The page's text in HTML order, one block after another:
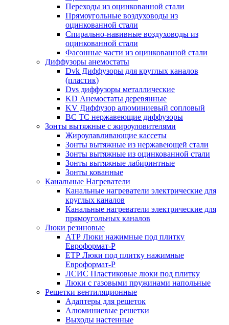
Переходы из оцинкованной стали
Прямоугольные воздуховоды из
оцинкованной стали
Спирально-навивные воздуховоды из
оцинкованной стали
Фасонные части из оцинкованной стали
Диффузоры анемостаты
Dvk Диффузоры для круглых каналов
(пластик)
Dvs диффузоры металлические
KD Анемостаты деревянные
KV Диффузор алюминиевый сопловый
ВС ТС нержавеющие диффузоры
Зонты вытяжные с жироуловителями
Жироулавливающие кассеты
Зонты вытяжные из нержавеющей стали
Зонты вытяжные из оцинкованной стали
Зонты вытяжные лабиринтные
Зонты кованные
Канальные Нагреватели
Канальные нагреватели электрические для
круглых каналов
Канальные нагреватели электрические для
прямоугольных каналов
Люки резиновые
АТР Люки нажимные под плитку
Евроформат-Р
ЕТР Люки под плитку нажимные
Евроформат-Р
ЛСИС Пластиковые люки под плитку
Люки с газовыми пружинами напольные
Решетки вентиляционные
Адаптеры для решеток
Алюминиевые решетки
Выходы настенные